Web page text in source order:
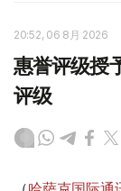
20:52, 06 8月 2026
惠誉评级授
评级